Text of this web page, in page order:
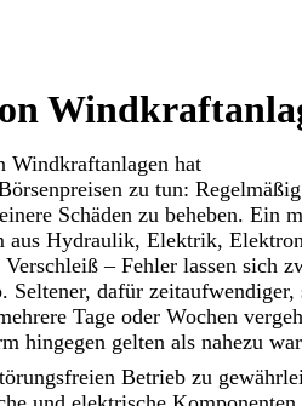
Windkraftanlagen hat
zu tun:
Schäden zu beheben. Ein
aus Hydraulik, Elektrik,
– Fehler lassen sich
Seltener, dafür
Tage oder Wochen
hingegen gelten als nahezu
Betrieb zu